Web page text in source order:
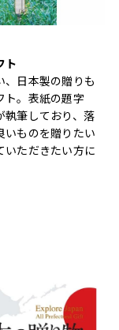
ト
日本製の贈りも
ト。表紙の題字
執筆しており、落
いものを贈りたい
いただきたい方に